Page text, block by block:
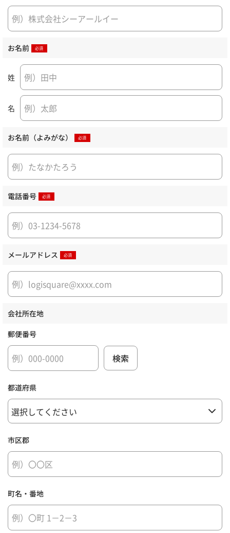
お名前
姓
名
お名前（よみがな）
電話番号
メールアドレス
会社所在地
郵便番号
都道府県
市区郡
町名・番地